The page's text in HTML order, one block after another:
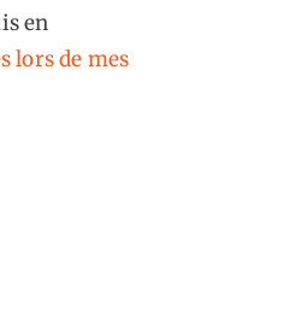
en
lorsde mes